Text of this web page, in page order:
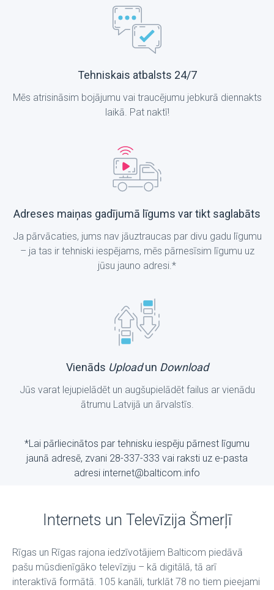
Tehniskais atbalsts 24/7
Mēs atrisināsim bojājumu vai traucējumu jebkurā diennakts
laikā. Pat naktī!
Adreses maiņas gadījumā līgums var tikt saglabāts
Ja pārvācaties, jums nav jāuztraucas par divu gadu līgumu
– ja tas ir tehniski iespējams, mēs pārnesīsim līgumu uz
jūsu jauno adresi.*
Vienāds Uploadun Download
Jūs varat lejupielādēt un augšupielādēt failus ar vienādu
ātrumu Latvijā un ārvalstīs.
*Lai pārliecinātos par tehnisku iespēju pārnest līgumu
jaunā adresē, zvani 28-337-333 vai raksti uz е-pasta
adresi internet@balticom.info
Internets un Televīzija Šmerļī
Rīgas un Rīgas rajona iedzīvotājiem Balticom piedāvā
pašu mūsdienīgāko televīziju – kā digitālā, tā arī
interaktīvā formātā. 105 kanāli, turklāt 78 no tiem pieejami